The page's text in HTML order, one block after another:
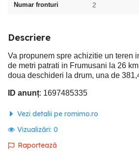
Numar fronturi 2
Descriere
Va propunem spre achizitie un teren
de metri patrati in Frumusani la 26
doua deschideri la drum, una de
ID anunț: 1697485335
Vezi detalii pe romimo.ro
Vizualizări: 0
Raportează